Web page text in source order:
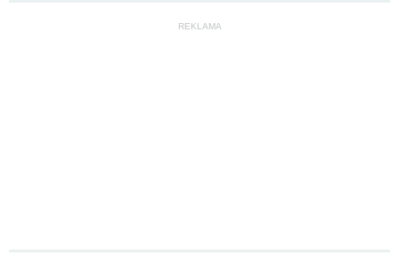
REKLAMA